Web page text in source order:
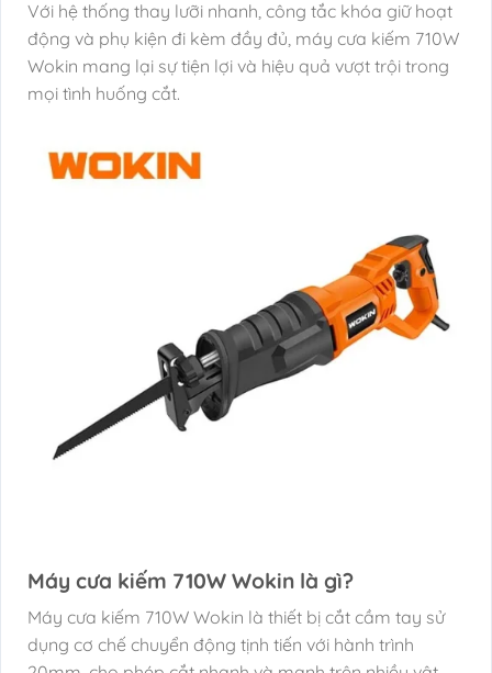
Với hệ thống thay lưỡi nhanh, công tắc khóa giữ hoạt
động và phụ kiện đi kèm đầy đủ, máy cưa kiếm 710W
Wokin mang lại sự tiện lợi và hiệu quả vượt trội trong
mọi tình huống cắt.
Máy cưa kiếm 710W Wokin là gì?
Máy cưa kiếm 710W Wokin là thiết bị cắt cầm tay sử
dụng cơ chế chuyển động tịnh tiến với hành trình